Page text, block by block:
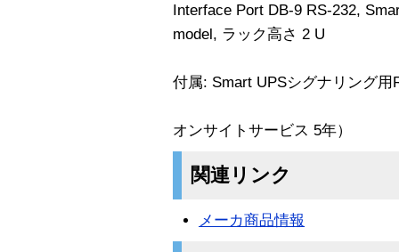
Interface Port DB-9 RS-232,
model, ラック高さ 2 U
付属: Smart UPSシグナリング
オンサイトサービス 5年）
関連リンク
メーカ商品情報